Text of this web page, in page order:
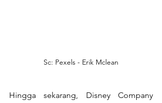
Sc: Pexels - Erik Mclean
Hingga sekarang, Disney Company